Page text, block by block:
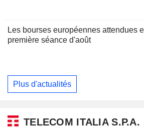
Les bourses européennes attendues
première séance d'août
Plus d'actualités
TELECOM ITALIA S.P.A.